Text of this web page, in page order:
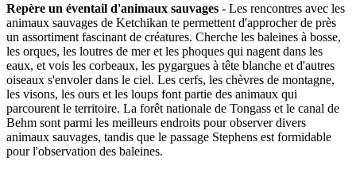
Repère un éventail d'animaux sauvages - Les rencontres avec les
animaux sauvages de Ketchikan te permettent d'approcher de près
un assortiment fascinant de créatures. Cherche les baleines à bosse,
les orques, les loutres de mer et les phoques qui nagent dans les
eaux, et vois les corbeaux, les pygargues à tête blanche et d'autres
oiseaux s'envoler dans le ciel. Les cerfs, les chèvres de montagne,
les visons, les ours et les loups font partie des animaux qui
parcourent le territoire. La forêt nationale de Tongass et le canal de
Behm sont parmi les meilleurs endroits pour observer divers
animaux sauvages, tandis que le passage Stephens est formidable
pour l'observation des baleines.